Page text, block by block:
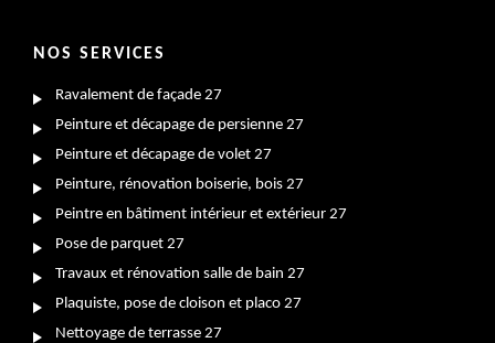
NOS SERVICES
Ravalement de façade 27
Peinture et décapage de persienne 27
Peinture et décapage de volet 27
Peinture, rénovation boiserie, bois 27
Peintre en bâtiment intérieur et extérieur 27
Pose de parquet 27
Travaux et rénovation salle de bain 27
Plaquiste, pose de cloison et placo 27
Nettoyage de terrasse 27